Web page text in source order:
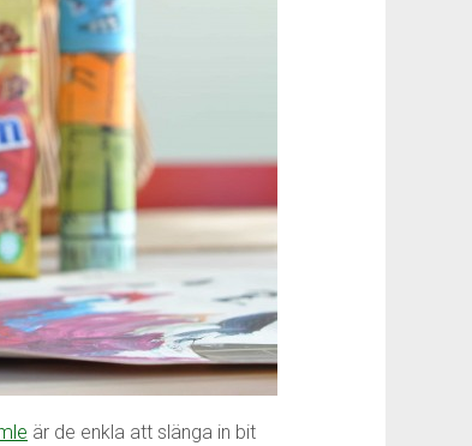
är de enkla att slänga in bit